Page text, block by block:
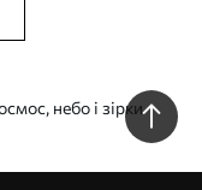
небо і зірки